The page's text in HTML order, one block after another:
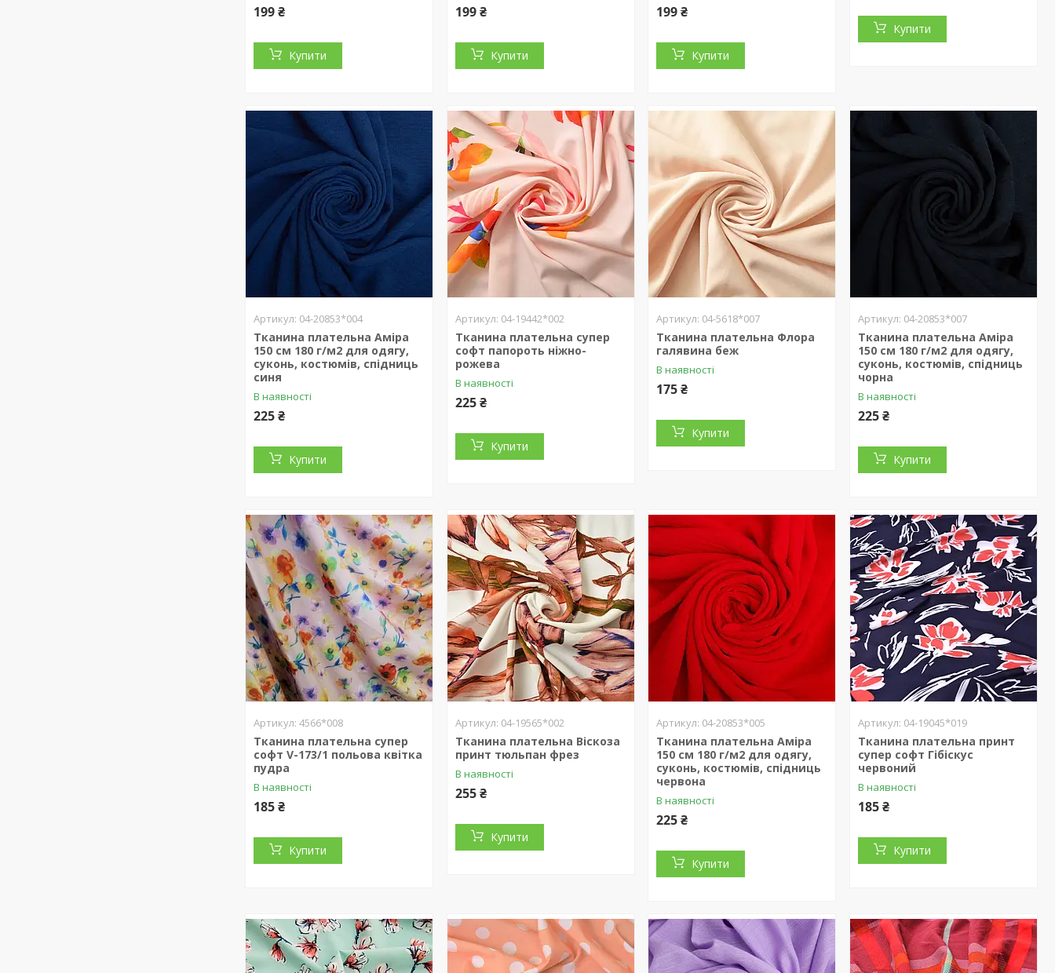
199 ₴
Купити
199 ₴
Купити
199 ₴
Купити
Купити
04-20853*004
Тканина плательна Аміра
150 см 180 г/м2 для одягу,
суконь, костюмів, спідниць
синя
В наявності
225 ₴
Купити
04-19442*002
Тканина плательна супер
софт папороть ніжно-
рожева
В наявності
225 ₴
Купити
04-5618*007
Тканина плательна Флора
галявина беж
В наявності
175 ₴
Купити
04-20853*007
Тканина плательна Аміра
150 см 180 г/м2 для одягу,
суконь, костюмів, спідниць
чорна
В наявності
225 ₴
Купити
4566*008
Тканина плательна супер
софт V-173/1 польова квітка
пудра
В наявності
185 ₴
Купити
04-19565*002
Тканина плательна Віскоза
принт тюльпан фрез
В наявності
255 ₴
Купити
04-20853*005
Тканина плательна Аміра
150 см 180 г/м2 для одягу,
суконь, костюмів, спідниць
червона
В наявності
225 ₴
Купити
04-19045*019
Тканина плательна принт
супер софт Гібіскус
червоний
В наявності
185 ₴
Купити